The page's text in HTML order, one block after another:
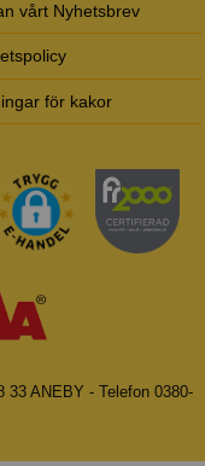
vårt Nyhetsbrev
för kakor
33 ANEBY - Telefon 0380-